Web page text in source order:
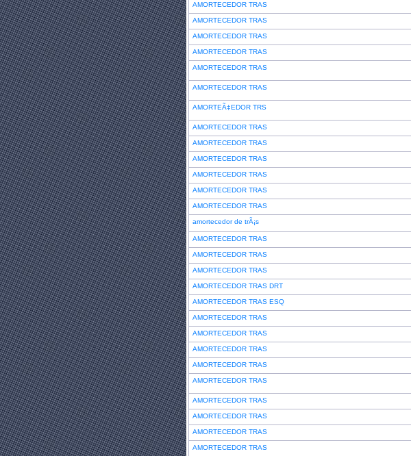
AMORTECEDOR TRAS
AMORTECEDOR TRAS
AMORTECEDOR TRAS
AMORTECEDOR TRAS
AMORTECEDOR TRAS
AMORTECEDOR TRAS
AMORTEÃ‡EDOR TRS
AMORTECEDOR TRAS
AMORTECEDOR TRAS
AMORTECEDOR TRAS
AMORTECEDOR TRAS
AMORTECEDOR TRAS
AMORTECEDOR TRAS
amortecedor de trÃ¡s
AMORTECEDOR TRAS
AMORTECEDOR TRAS
AMORTECEDOR TRAS
AMORTECEDOR TRAS DRT
AMORTECEDOR TRAS ESQ
AMORTECEDOR TRAS
AMORTECEDOR TRAS
AMORTECEDOR TRAS
AMORTECEDOR TRAS
AMORTECEDOR TRAS
AMORTECEDOR TRAS
AMORTECEDOR TRAS
AMORTECEDOR TRAS
AMORTECEDOR TRAS